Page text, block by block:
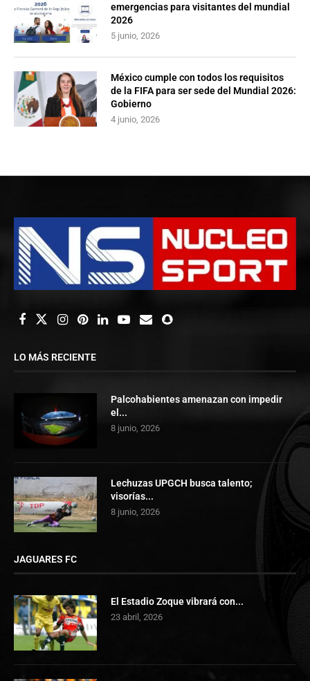
emergencias para visitantes del mundial
2026
5 junio, 2026
México cumple con todos los requisitos
de la FIFA para ser sede del Mundial 2026:
Gobierno
4 junio, 2026
LO MÁS RECIENTE
Palcohabientes amenazan con impedir
el...
8 junio, 2026
Lechuzas UPGCH busca talento;
visorías...
8 junio, 2026
JAGUARES FC
El Estadio Zoque vibrará con...
23 abril, 2026